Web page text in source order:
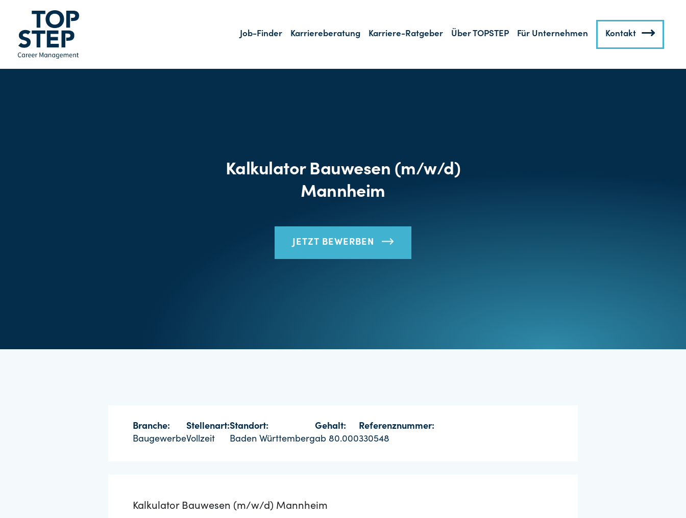
Job-Finder Karriereberatung Karriere-Ratgeber Über TOPSTEP Für Unternehmen Kontakt
Kalkulator Bauwesen (m/w/d)
Mannheim
JETZT BEWERBEN
Branche:
Baugewerbe
Stellenart:
Vollzeit
Standort:
Baden Württemberg
Gehalt:
ab 80.000
Referenznummer:
330548
Kalkulator Bauwesen (m/w/d) Mannheim